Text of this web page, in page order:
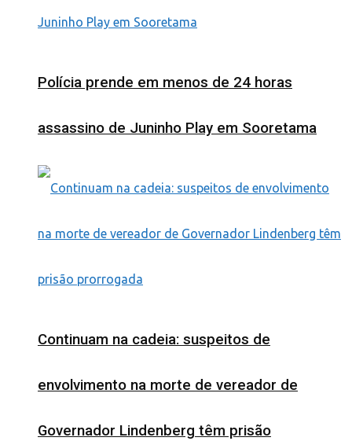
Polícia prende em menos de 24 horas
assassino de Juninho Play em Sooretama
Continuam na cadeia: suspeitos de
envolvimento na morte de vereador de
Governador Lindenberg têm prisão